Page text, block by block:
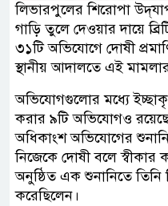
লিভারপুলের শিরোপা
গাড়ি তুলে দেওয়ার দায়ে
৩১টি অভিযোগে দোষী
স্থানীয় আদালতে এই
অভিযোগগুলোর মধ্যে
করার ৯টি অভিযোগও
অধিকাংশ অভিযোগের
নিজেকে দোষী বলে স্বীকার
অনুষ্ঠিত এক শুনানিতে তিনি
করেছিলেন।